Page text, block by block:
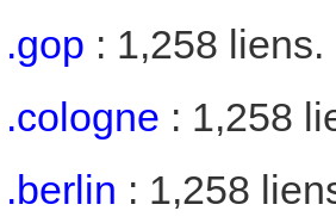
.gop : 1,258 liens.
.cologne : 1,258
.berlin : 1,258